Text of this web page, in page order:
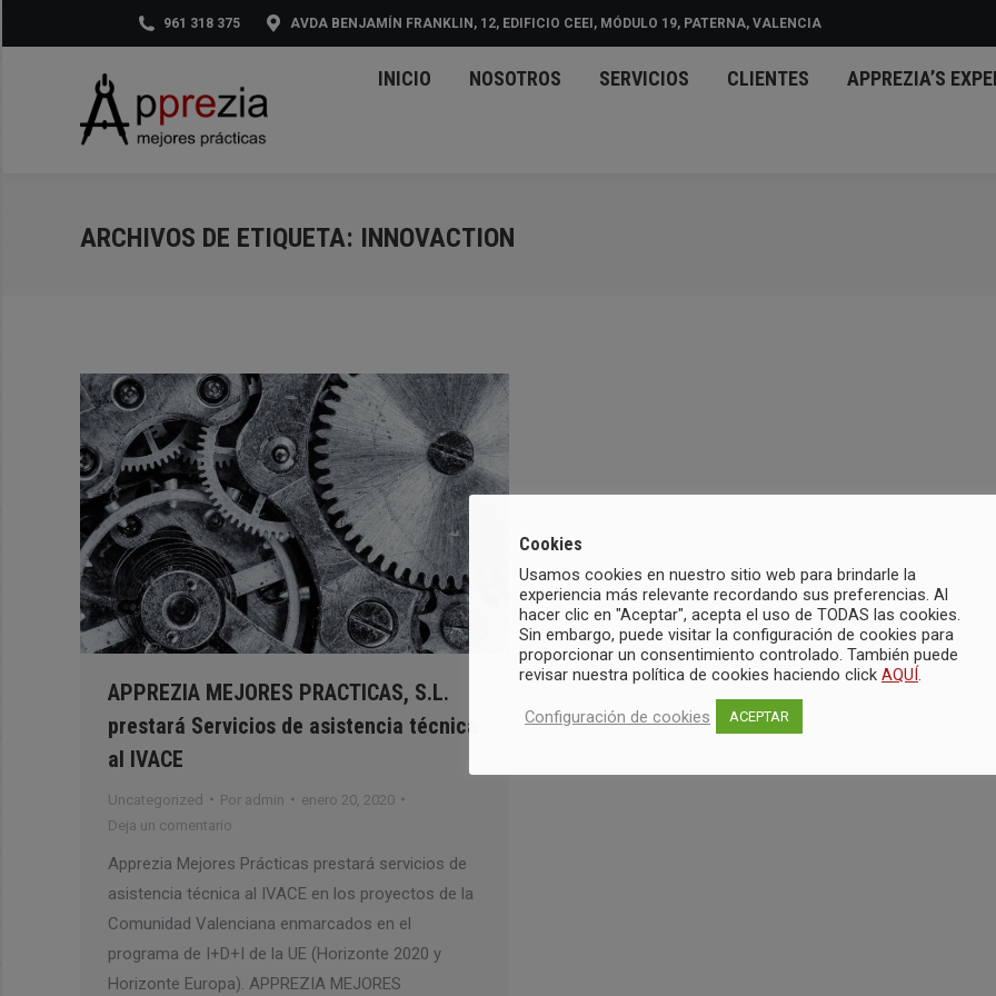
961 318 375 AVDA BENJAMÍN FRANKLIN, 12, EDIFICIO CEEI, MÓDULO 19, PATERNA, VALENCIA
INICIO NOSOTROS SERVICIOS CLIENTES APPREZIA’S
ARCHIVOS DE ETIQUETA: INNOVACTION
APPREZIA MEJORES PRACTICAS, S.L.
prestará Servicios de asistencia técnica
al IVACE
Uncategorized Por admin
enero 20, 2020
Deja un comentario
Apprezia Mejores Prácticas prestará servicios de
asistencia técnica al IVACE en los proyectos de la
Comunidad Valenciana enmarcados en el
programa de I+D+I de la UE (Horizonte 2020 y
Horizonte Europa). APPREZIA MEJORES
Cookies
Usamos cookies en nuestro sitio web para brindarle la
experiencia más relevante recordando sus preferencias. Al
hacer clic en "Aceptar", acepta el uso de TODAS las cookies.
Sin embargo, puede visitar la configuración de cookies para
proporcionar un consentimiento controlado. También puede
revisar nuestra política de cookies haciendo click AQUÍ.
Configuración de cookies ACEPTAR
INICIO NOSOTROS SERVICIOS CLIENTES